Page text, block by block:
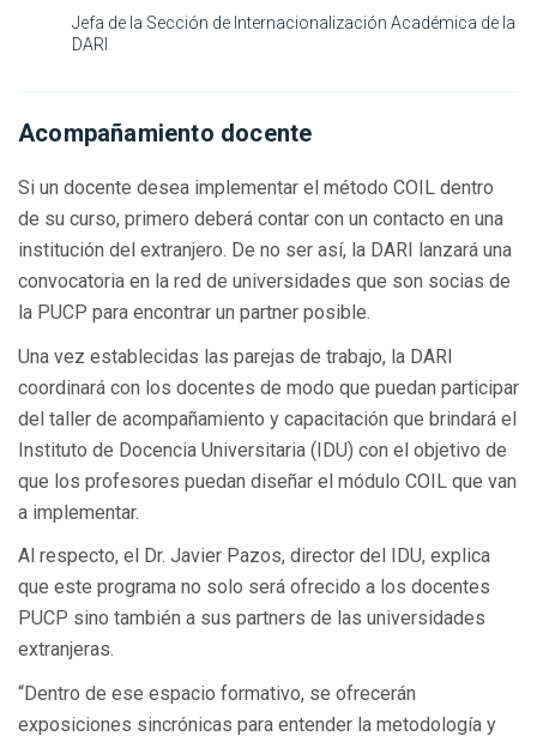
Jefa de la Sección de Internacionalización Académica de la
DARI
Acompañamiento docente
Si un docente desea implementar el método COIL dentro
de su curso, primero deberá contar con un contacto en una
institución del extranjero. De no ser así, la DARI lanzará una
convocatoria en la red de universidades que son socias de
la PUCP para encontrar un partner posible.
Una vez establecidas las parejas de trabajo, la DARI
coordinará con los docentes de modo que puedan participar
del taller de acompañamiento y capacitación que brindará el
Instituto de Docencia Universitaria (IDU) con el objetivo de
que los profesores puedan diseñar el módulo COIL que van
a implementar.
Al respecto, el Dr. Javier Pazos, director del IDU, explica
que este programa no solo será ofrecido a los docentes
PUCP sino también a sus partners de las universidades
extranjeras.
“Dentro de ese espacio formativo, se ofrecerán
exposiciones sincrónicas para entender la metodología y